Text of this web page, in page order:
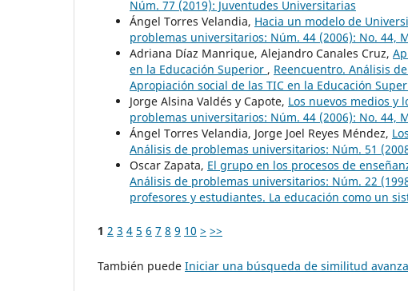
Núm. 77 (2019): Juventudes Universitarias
Ángel Torres Velandia, Hacia un modelo de
problemas universitarios: Núm. 44 (2006): No. 44,
Adriana Díaz Manrique, Alejandro Canales Cruz,
en la Educación Superior , Reencuentro. Análisis
Apropiación social de las TIC en la Educación
Jorge Alsina Valdés y Capote, Los nuevos medios y
problemas universitarios: Núm. 44 (2006): No. 44,
Ángel Torres Velandia, Jorge Joel Reyes Méndez,
Análisis de problemas universitarios: Núm. 51
Oscar Zapata, El grupo en los procesos de
Análisis de problemas universitarios: Núm. 22
profesores y estudiantes. La educación como un
1 2 3 4 5 6 7 8 9 10 > >>
También puede Iniciar una búsqueda de similitud